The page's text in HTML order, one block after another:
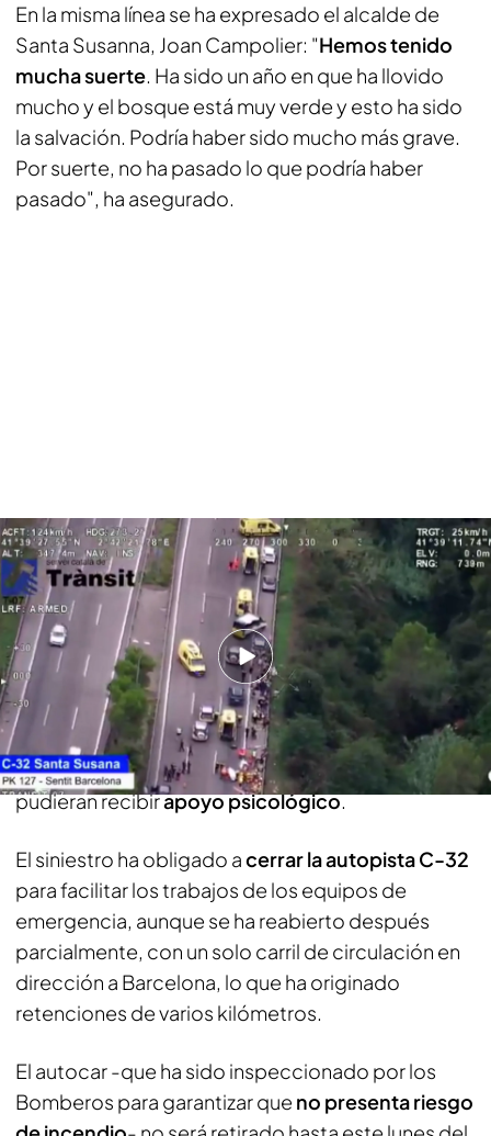
En la misma línea se ha expresado el alcalde de
Santa Susanna, Joan Campolier: "Hemos tenido
mucha suerte. Ha sido un año en que ha llovido
mucho y el bosque está muy verde y esto ha sido
la salvación. Podría haber sido mucho más grave.
Por suerte, no ha pasado lo que podría haber
pasado", ha asegurado.
Un accidente de autobús en Santa Susanna obliga a cortar la C-32
Toda la actualidad de Noticias Cuatro en
Google News
Síguenos
De hecho, los servicios de emergencias han
trasladado a los pasajeros heridos leves e ilesos al
polideportivo Can Xaubet de Pineda de Mar
(Barcelona), para que aquellos que lo necesitaran
pudieran recibirapoyo psicológico.
El siniestro ha obligado acerrar la autopista C-32
para facilitar los trabajos de los equipos de
emergencia, aunque se ha reabierto después
parcialmente, con un solo carril de circulación en
dirección a Barcelona, lo que ha originado
retenciones de varios kilómetros.
El autocar -que ha sido inspeccionado por los
Bomberos para garantizar que no presenta riesgo